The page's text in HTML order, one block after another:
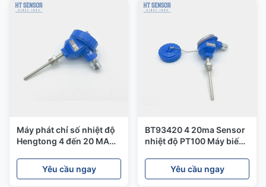
Máy phát chỉ số nhiệt độ
Hengtong 4 đến 20 MA
hóa công nghiệp
Yêu cầu ngay
BT93420 4 20ma Sensor
nhiệt độ PT100 Máy biến
bình
Yêu cầu ngay